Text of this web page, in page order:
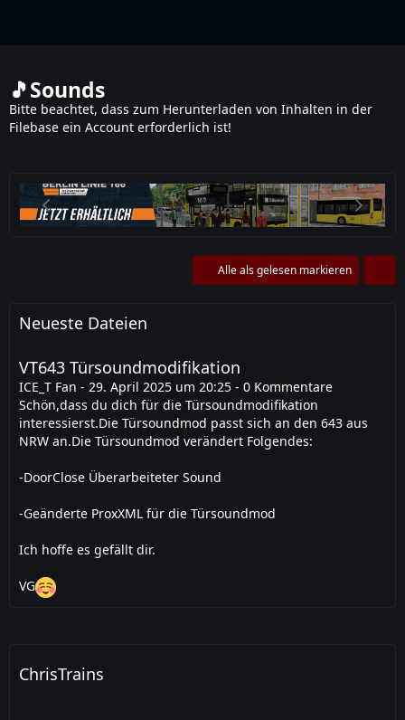
🎵Sounds
Bitte beachtet, dass zum Herunterladen von Inhalten in der
Filebase ein Account erforderlich ist!
Alle als gelesen markieren
Neueste Dateien
VT643 Türsoundmodifikation
ICE_T Fan - 29. April 2025 um 20:25 - 0 Kommentare
Schön,dass du dich für die Türsoundmodifikation
interessierst.Die Türsoundmod passt sich an den 643 aus
NRW an.Die Türsoundmod verändert Folgendes:
-DoorClose Überarbeiteter Sound
-Geänderte ProxXML für die Türsoundmod
Ich hoffe es gefällt dir.
VG
ChrisTrains